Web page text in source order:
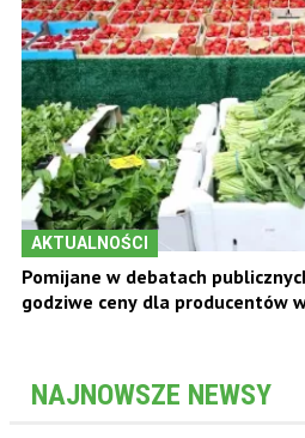
AKTUALNOŚCI
Pomijane w debatach
godziwe ceny dla producentów
NAJNOWSZE NEWSY